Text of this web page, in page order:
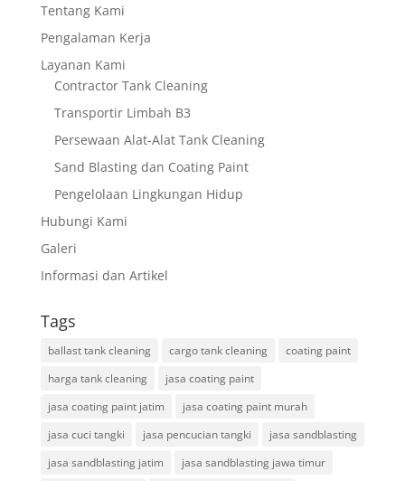
Tentang Kami
Pengalaman Kerja
Layanan Kami
Contractor Tank Cleaning
Transportir Limbah B3
Persewaan Alat-Alat Tank Cleaning
Sand Blasting dan Coating Paint
Pengelolaan Lingkungan Hidup
Hubungi Kami
Galeri
Informasi dan Artikel
Tags
ballast tank cleaning cargo tank cleaning
coating paint
harga tank cleaning
jasa coating paint
jasa coating paint jatim
jasa coating paint murah
jasa cuci tangki
jasa pencucian tangki
jasa sandblasting
jasa sandblasting jatim
jasa sandblasting jawa timur